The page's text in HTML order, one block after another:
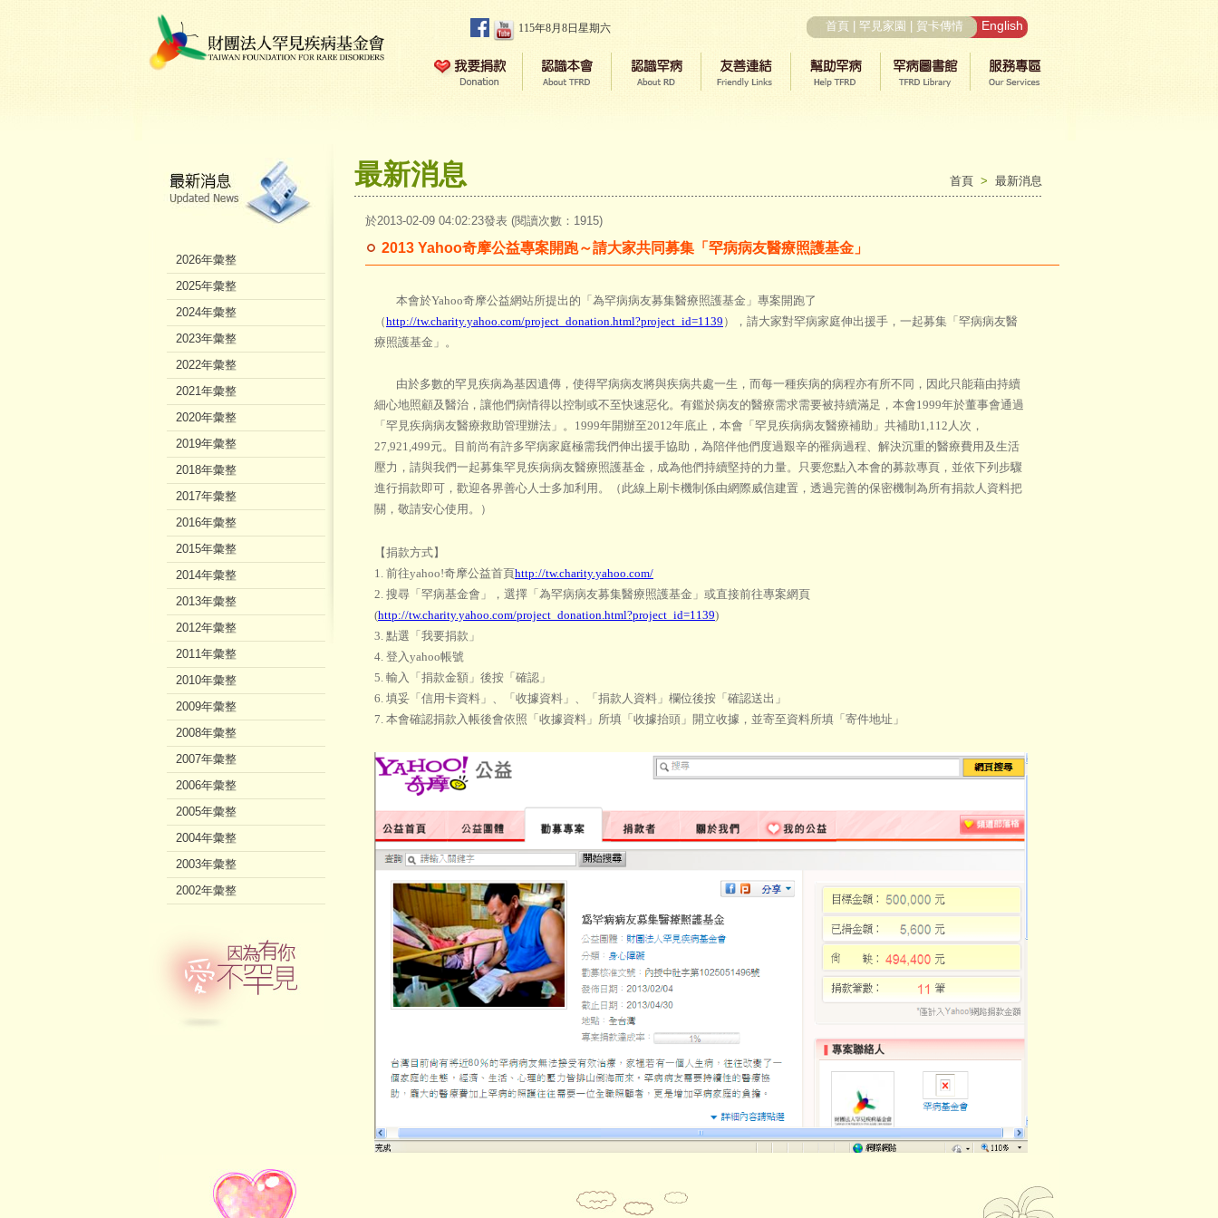
115年8月8日星期六 首頁 罕見家園 賀卡傳情 English
最新消息 首頁 > 最新消息
於2013-02-09 04:02:23發表 (閱讀次數：1915)
2013 Yahoo奇摩公益專案開跑～請大家共同募集「罕病病友醫療照護基金」
本會於Yahoo奇摩公益網站所提出的「為罕病病友募集醫療照護基金」專案開跑了
（http://tw.charity.yahoo.com/project_donation.html?project_id=1139 ），請大家對罕病家庭伸出援手，一起募集「罕病病友醫
療照護基金」。
由於多數的罕見疾病為基因遺傳，使得罕病病友將與疾病共處一生，而每一種疾病的病程亦有所不同，因此只能藉由持續
細心地照顧及醫治，讓他們病情得以控制或不至快速惡化。有鑑於病友的醫療需求需要被持續滿足，本會1999年於董事會通過
「罕見疾病病友醫療救助管理辦法」。1999年開辦至2012年底止，本會「罕見疾病病友醫療補助」共補助1,112人次，
27,921,499元。目前尚有許多罕病家庭極需我們伸出援手協助，為陪伴他們度過艱辛的罹病過程、解決沉重的醫療費用及生活
壓力，請與我們一起募集罕見疾病病友醫療照護基金，成為他們持續堅持的力量。只要您點入本會的募款專頁，並依下列步驟
進行捐款即可，歡迎各界善心人士多加利用。（此線上刷卡機制係由網際威信建置，透過完善的保密機制為所有捐款人資料把
關，敬請安心使用。）
【捐款方式】
1. 前往yahoo!奇摩公益首頁http://tw.charity.yahoo.com/
2. 搜尋「罕病基金會」，選擇「為罕病病友募集醫療照護基金」或直接前往專案網頁
(http://tw.charity.yahoo.com/project_donation.html?project_id=1139)
3. 點選「我要捐款」
4. 登入yahoo帳號
5. 輸入「捐款金額」後按「確認」
6. 填妥「信用卡資料」、「收據資料」、「捐款人資料」欄位後按「確認送出」
7. 本會確認捐款入帳後會依照「收據資料」所填「收據抬頭」開立收據，並寄至資料所填「寄件地址」
2026年彙整
2025年彙整
2024年彙整
2023年彙整
2022年彙整
2021年彙整
2020年彙整
2019年彙整
2018年彙整
2017年彙整
2016年彙整
2015年彙整
2014年彙整
2013年彙整
2012年彙整
2011年彙整
2010年彙整
2009年彙整
2008年彙整
2007年彙整
2006年彙整
2005年彙整
2004年彙整
2003年彙整
2002年彙整